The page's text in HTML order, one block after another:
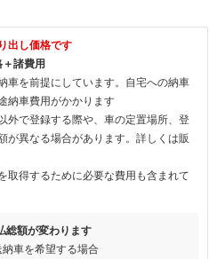
出し価格です
諸費用
車を前提にしています。自宅への納車
納車費用がかかります
外で登録する際や、車の定置場所、登
が異なる場合があります。詳しくは販
得するために必要な費用も含まれて
総額が変わります
車を希望する場合